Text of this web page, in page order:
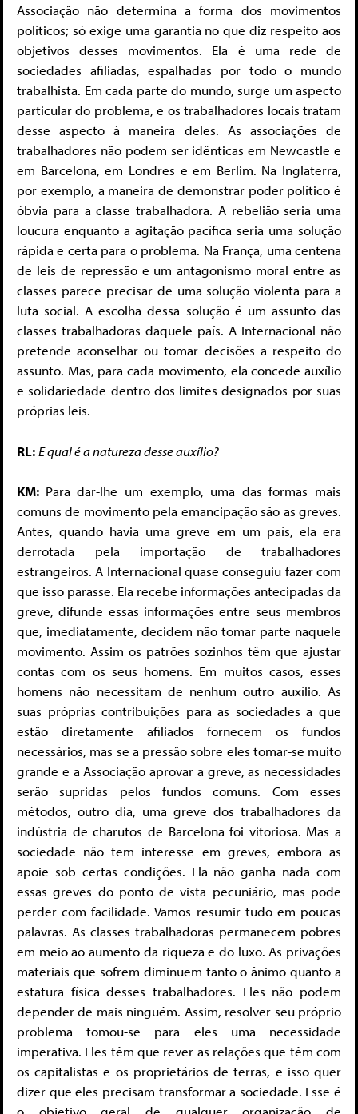
Associação não determina a forma dos movimentos
políticos; só exige uma garantia no que diz respeito aos
objetivos desses movimentos. Ela é uma rede de
sociedades afiliadas, espalhadas por todo o mundo
trabalhista. Em cada parte do mundo, surge um aspecto
particular do problema, e os trabalhadores locais tratam
desse aspecto à maneira deles. As associações de
trabalhadores não podem ser idênticas em Newcastle e
em Barcelona, em Londres e em Berlim. Na Inglaterra,
por exemplo, a maneira de demonstrar poder político é
óbvia para a classe trabalhadora. A rebelião seria uma
loucura enquanto a agitação pacífica seria uma solução
rápida e certa para o problema. Na França, uma centena
de leis de repressão e um antagonismo moral entre as
classes parece precisar de uma solução violenta para a
luta social. A escolha dessa solução é um assunto das
classes trabalhadoras daquele país. A Internacional não
pretende aconselhar ou tomar decisões a respeito do
assunto. Mas, para cada movimento, ela concede auxílio
e solidariedade dentro dos limites designados por suas
próprias leis.
RL:E qual é a natureza desse auxílio?
KM: Para dar-lhe um exemplo, uma das formas mais
comuns de movimento pela emancipação são as greves.
Antes, quando havia uma greve em um país, ela era
derrotada pela importação de trabalhadores
estrangeiros. A Internacional quase conseguiu fazer com
que isso parasse. Ela recebe informações antecipadas da
greve, difunde essas informações entre seus membros
que, imediatamente, decidem não tomar parte naquele
movimento. Assim os patrões sozinhos têm que ajustar
contas com os seus homens. Em muitos casos, esses
homens não necessitam de nenhum outro auxílio. As
suas próprias contribuições para as socie­dades a que
estão diretamente afiliados fornecem os fundos
necessários, mas se a pressão sobre eles tomar-se muito
grande e a Associação aprovar a greve, as ne­cessidades
serão supridas pelos fundos comuns. Com esses
métodos, outro dia, uma greve dos trabalhadores da
indústria de charutos de Barcelona foi vitoriosa. Mas a
sociedade não tem interesse em greves, embora as
apoie sob certas condições. Ela não ganha nada com
essas greves do ponto de vista pecuniário, mas pode
perder com facilidade. Vamos resumir tudo em poucas
palavras. As classes trabalhadoras permanecem pobres
em meio ao aumento da riqueza e do luxo. As privações
materiais que sofrem diminuem tanto o ânimo quanto a
estatura física desses trabalhadores. Eles não podem
depender de mais ninguém. Assim, resolver seu próprio
problema tomou-se para eles uma necessidade
imperativa. Eles têm que rever as relações que têm com
os capitalistas e os proprietários de terras, e isso quer
dizer que eles precisam transformar a sociedade. Esse é